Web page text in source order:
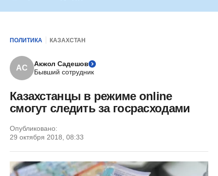
ПОЛИТИКА КАЗАХСТАН
АС
Акжол Садешов
Бывший сотрудник
Казахстанцы в режиме online
смогут следить за госрасходами
Опубликовано:
29 октября 2018, 08:33